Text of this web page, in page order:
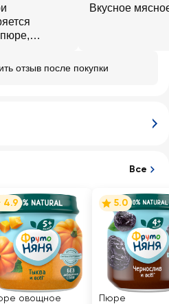
Вкусное
отзыв после покупки
Все
4.9
овощное
5.0
Пюре